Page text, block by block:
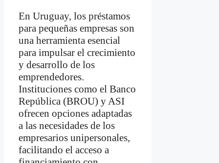
En Uruguay, los préstamos
para pequeñas empresas son
una herramienta esencial
para impulsar el crecimiento
y desarrollo de los
emprendedores.
Instituciones como el Banco
República (BROU) y ASI
ofrecen opciones adaptadas
a las necesidades de los
empresarios unipersonales,
facilitando el acceso a